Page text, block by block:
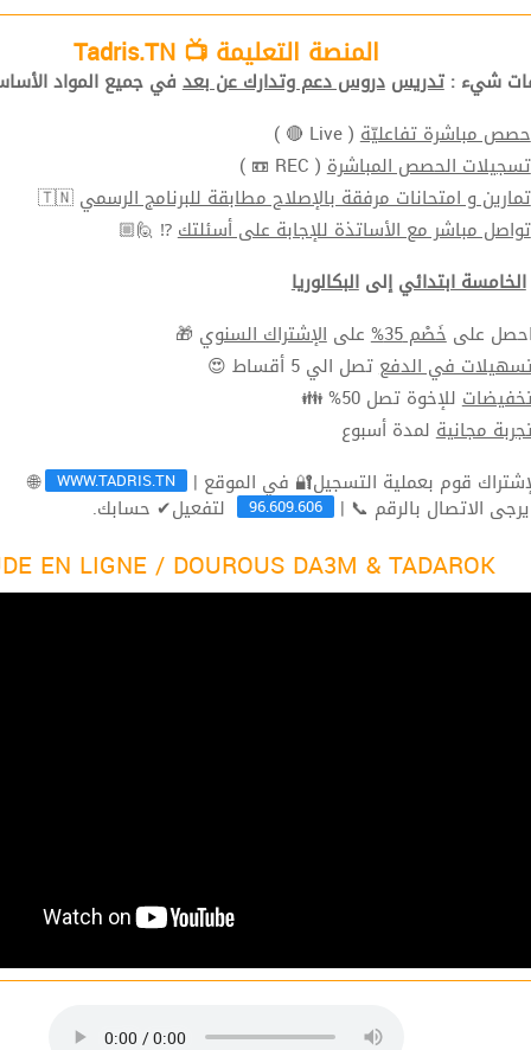
المنصة التعليمة 📺 Tadris.TN
شيء :تدريس دروس دعم وتدارك عن بعدفي جميع المواد
حصص مباشرة تفاعليّة( Live 🔴 )
تسجيلات الحصص المباشرة( REC 📼 )
تمارين و امتحانات مرفقة بالإصلاح مطابقة للبرنامج الرسمي 🇹🇳
تواصل مباشر مع الأساتذة للإجابة على أسئلتك⁉ 🙋🏼
الخامسة ابتدائيإلىالبكالوريا
علىخَصْم 35% علىالإشتراك السنوي 🎁
في الدفعتصل الي 5 أقساط 😍
للإخوة تصل 50% 👪
مجانيةلمدة أسبوع
WWW.TADRIS.TN
🌐
الاتصال بالرقم 📞 | 96.609.606 لتفعيل✔ حسابك.
EN LIGNE / DOUROUS DA3M & TADAROK